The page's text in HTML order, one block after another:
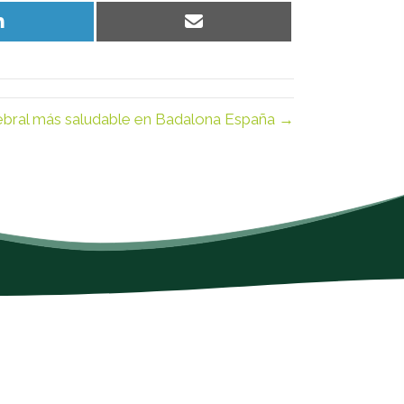
Share
Share
más saludable en Badalona España →